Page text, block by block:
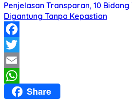
Penjelasan Transparan, 10
Digantung Tanpa Kepastian
Facebook
Twitter
Email
WhatsApp
Share